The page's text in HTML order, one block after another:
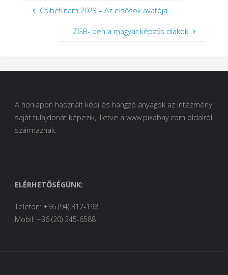
Csibefutam 2023 – Az elsősök avatója
ZGB- ben a magyar képzős diákok
A honlapon használt képi és hangzó anyagok az intézmény
saját tulajdonát képezik, illetve a www.pixabay.com oldalról
származnak.
ELÉRHETŐSÉGÜNK:
Telefon: +36 (94) 312-198
Mobil: +36 (20) 245-6588